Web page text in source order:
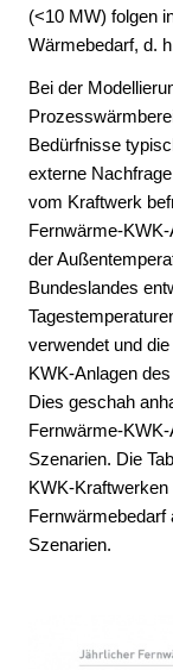
(<10 MW) folgen
Wärmebedarf, d.
Bei der
Bedürfnisse
externe
vom Kraftwerk
Fernwärme-
der
Bundeslandes
verwendet und
KWK-Anlagen
Dies geschah
Fernwärme-
Szenarien. Die
KWK-Kraftwerken
Szenarien.